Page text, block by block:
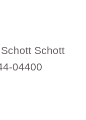
Schott
04400